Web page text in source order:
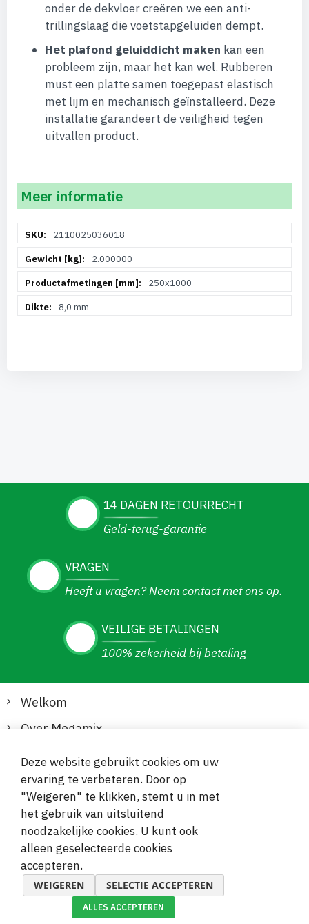
onder de dekvloer creëren we een anti-
trillingslaag die voetstapgeluiden dempt.
Het plafond geluiddicht maken kan een
probleem zijn, maar het kan wel. Rubberen
must een platte samen toegepast elastisch
met lijm en mechanisch geïnstalleerd. Deze
installatie garandeert de veiligheid tegen
uitvallen product.
Meer informatie
informatie2110025036018
2.000000
250x1000
8,0 mm
14 DAGEN RETOURRECHT
Geld-terug-garantie
VRAGEN
Heeft u vragen? Neem contact met ons op.
VEILIGE BETALINGEN
100% zekerheid bij betaling
Welkom
Over Megamix
Informatie
Klantenservice
Veilige en gemakkelijke betalingen
Deze website gebruikt cookies om uw
ervaring te verbeteren. Door op
"Weigeren" te klikken, stemt u in met
het gebruik van uitsluitend
noodzakelijke cookies. U kunt ook
alleen geselecteerde cookies
accepteren.
WEIGEREN SELECTIE ACCEPTEREN
ALLES ACCEPTEREN